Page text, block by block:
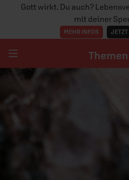
Gott wirkt. Du auch?
mit deiner
MEHR INFOS JETZT
Navigation überspringen
Themen
DOSSIERS